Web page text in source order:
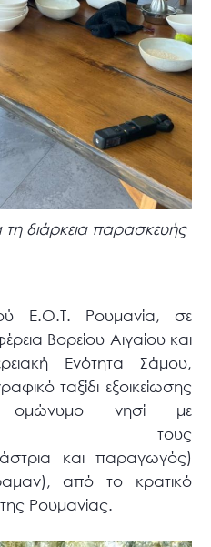
τη διάρκεια παρασκευής
Ε.Ο.Τ. Ρουμανία, σε
Βορείου Αιγαίου και
Ενότητα Σάμου,
ταξίδι εξοικείωσης
νησί με
τους
και παραγωγός)
από το κρατικό
Ρουμανίας.